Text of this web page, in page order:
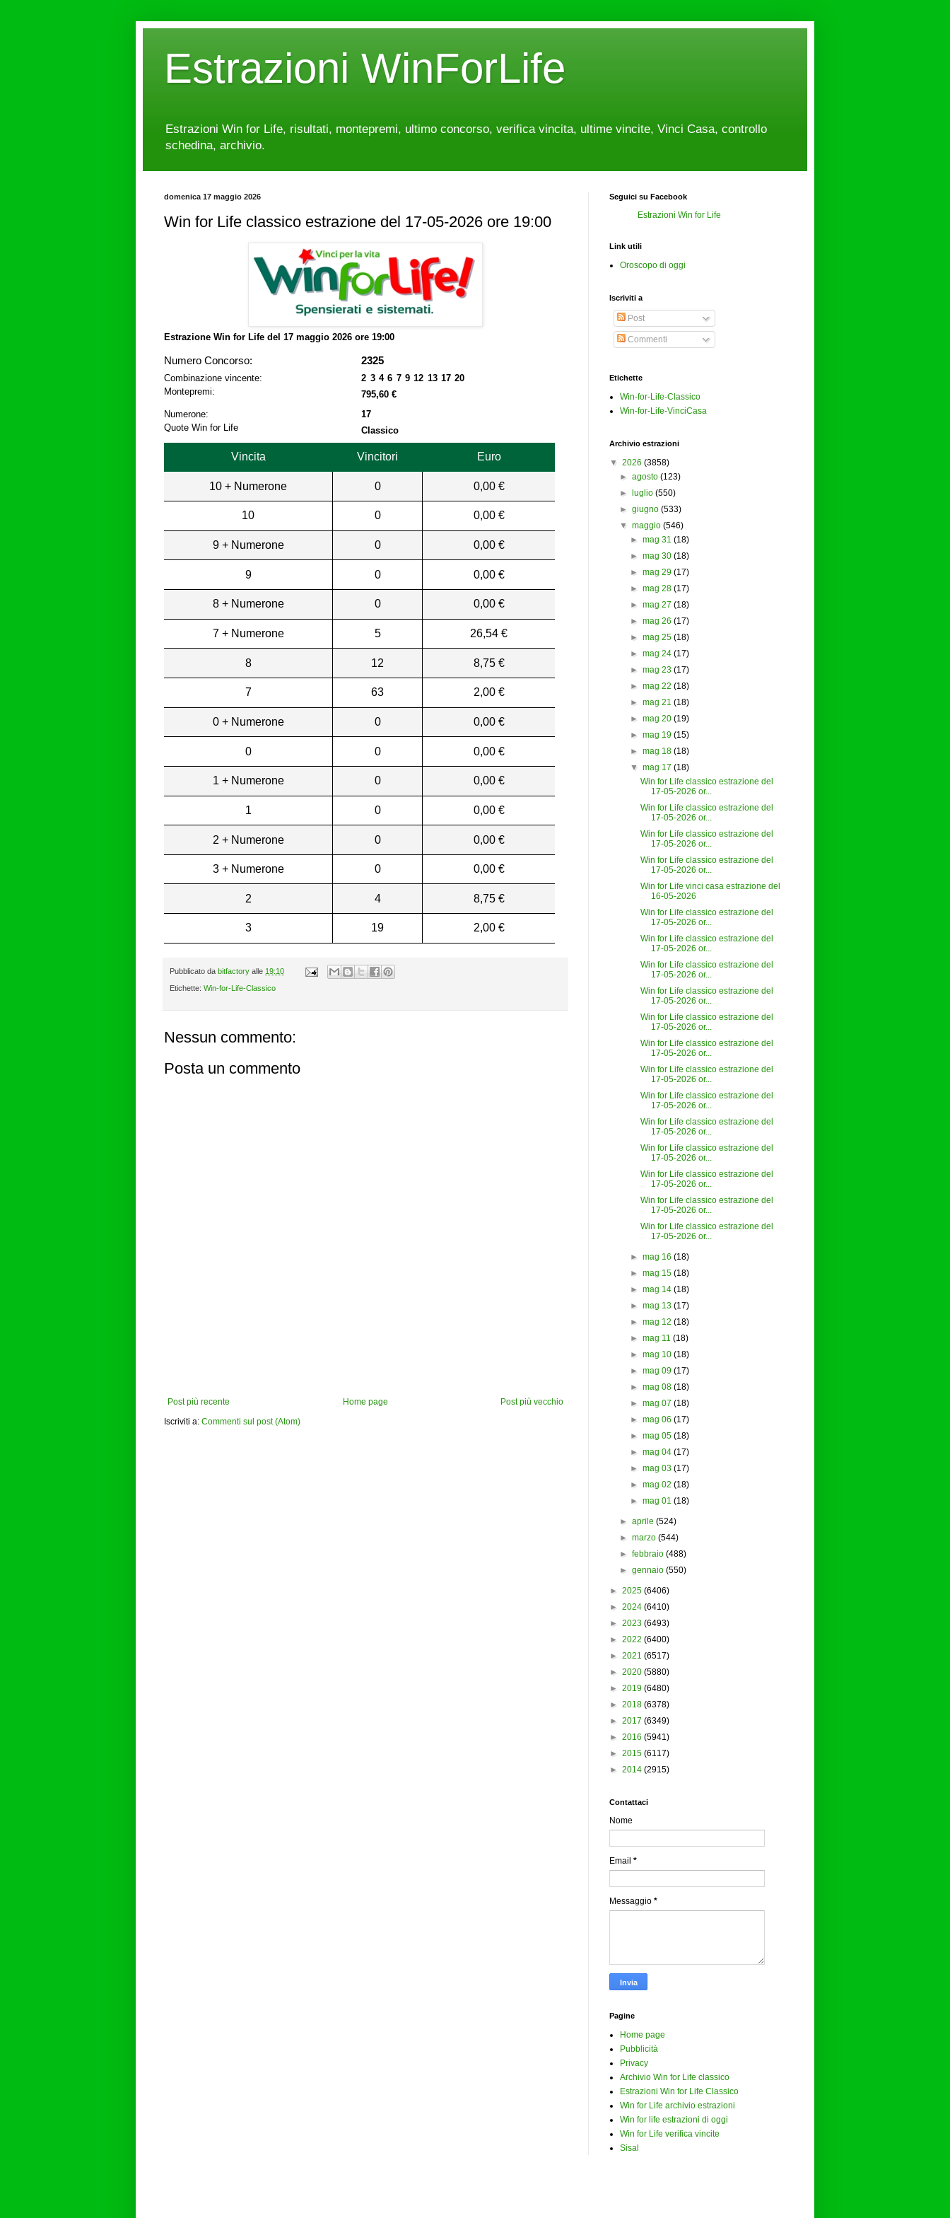
Estrazioni WinForLife
Estrazioni Win for Life, risultati, montepremi, ultimo concorso, verifica vincita, ultime vincite, Vinci Casa, controllo
schedina, archivio.
domenica 17 maggio 2026
Win for Life classico estrazione del 17-05-2026 ore 19:00
Estrazione Win for Life del 17 maggio 2026 ore 19:00
Numero Concorso: 2325
Combinazione vincente:
2 3 4 6 7 9 12 13 17 20
Montepremi:
795,60 €
Numerone:
17
Quote Win for Life
Classico
Vincita Vincitori Euro
10 + Numerone 0 0,00 €
10 0 0,00 €
9 + Numerone 0 0,00 €
9 0 0,00 €
8 + Numerone 0 0,00 €
7 + Numerone 5 26,54 €
8 12 8,75 €
7 63 2,00 €
0 + Numerone 0 0,00 €
0 0 0,00 €
1 + Numerone 0 0,00 €
1 0 0,00 €
2 + Numerone 0 0,00 €
3 + Numerone 0 0,00 €
2 4 8,75 €
3 19 2,00 €
Pubblicato da bitfactory alle 19:10
Etichette: Win-for-Life-Classico
Nessun commento:
Posta un commento
Post più recente Post più vecchio
Home page
Iscriviti a: Commenti sul post (Atom)
Seguici su Facebook
Estrazioni Win for Life
Link utili
Oroscopo di oggi
Iscriviti a
Post
Commenti
Etichette
Win-for-Life-Classico
Win-for-Life-VinciCasa
Archivio estrazioni
▼ 2026 (3858)
►agosto (123)
►
luglio (550)
►giugno (533)
▼ maggio (546)
► mag 31 (18)
► mag 30 (18)
► mag 29 (17)
► mag 28 (17)
► mag 27 (18)
► mag 26 (17)
► mag 25 (18)
► mag 24 (17)
► mag 23 (17)
► mag 22 (18)
► mag 21 (18)
► mag 20 (19)
► mag 19 (15)
► mag 18 (18)
▼ mag 17 (18)
Win for Life classico estrazione del
17-05-2026 or...
Win for Life classico estrazione del
17-05-2026 or...
Win for Life classico estrazione del
17-05-2026 or...
Win for Life classico estrazione del
17-05-2026 or...
Win for Life vinci casa estrazione del
16-05-2026
Win for Life classico estrazione del
17-05-2026 or...
Win for Life classico estrazione del
17-05-2026 or...
Win for Life classico estrazione del
17-05-2026 or...
Win for Life classico estrazione del
17-05-2026 or...
Win for Life classico estrazione del
17-05-2026 or...
Win for Life classico estrazione del
17-05-2026 or...
Win for Life classico estrazione del
17-05-2026 or...
Win for Life classico estrazione del
17-05-2026 or...
Win for Life classico estrazione del
17-05-2026 or...
Win for Life classico estrazione del
17-05-2026 or...
Win for Life classico estrazione del
17-05-2026 or...
Win for Life classico estrazione del
17-05-2026 or...
Win for Life classico estrazione del
17-05-2026 or...
► mag 16 (18)
► mag 15 (18)
► mag 14 (18)
► mag 13 (17)
► mag 12 (18)
► mag 11 (18)
► mag 10 (18)
► mag 09 (17)
► mag 08 (18)
► mag 07 (18)
► mag 06 (17)
► mag 05 (18)
► mag 04 (17)
► mag 03 (17)
► mag 02 (18)
► mag 01 (18)
►aprile (524)
►marzo (544)
►febbraio (488)
►gennaio (550)
► 2025 (6406)
► 2024 (6410)
► 2023 (6493)
► 2022 (6400)
► 2021 (6517)
► 2020 (5880)
► 2019 (6480)
► 2018 (6378)
► 2017 (6349)
► 2016 (5941)
► 2015 (6117)
► 2014 (2915)
Contattaci
Nome
Email *
Messaggio *
Pagine
Home page
Pubblicità
Privacy
Archivio Win for Life classico
Estrazioni Win for Life Classico
Win for Life archivio estrazioni
Win for life estrazioni di oggi
Win for Life verifica vincite
Sisal